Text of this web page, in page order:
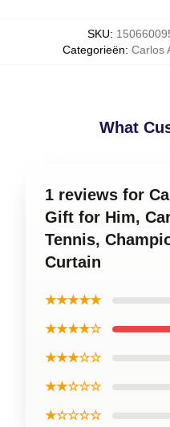
SKU:
Categorieën: Carlos
What
1 reviews for
Gift for Him,
Tennis,
Curtain
★★★★★
★★★★☆
★★★☆☆
★★☆☆☆
★☆☆☆☆